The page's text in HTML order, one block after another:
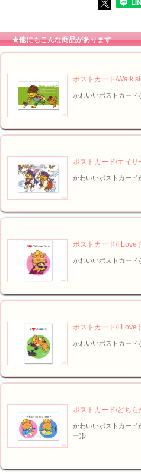
★他にもこんな商品があります
ポストカード/Walk
かわいいポストカード
ポストカード/エイ
かわいいポストカード
ポストカード/I Love
かわいいポストカード
ポストカード/I Love
かわいいポストカード
ポストカード/どち
かわいいポストカード
ー)]♪